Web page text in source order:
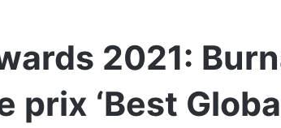
2021:
prix ‘Best